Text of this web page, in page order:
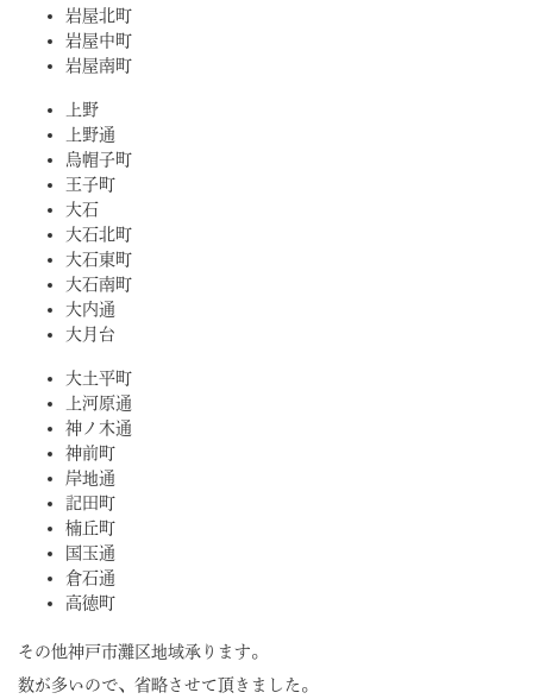
岩屋北町
岩屋中町
岩屋南町
上野
上野通
烏帽子町
王子町
大石
大石北町
大石東町
大石南町
大内通
大月台
大土平町
上河原通
神ノ木通
神前町
岸地通
記田町
楠丘町
国玉通
倉石通
高徳町
その他神戸市灘区地域承ります。
数が多いので、省略させて頂きました。